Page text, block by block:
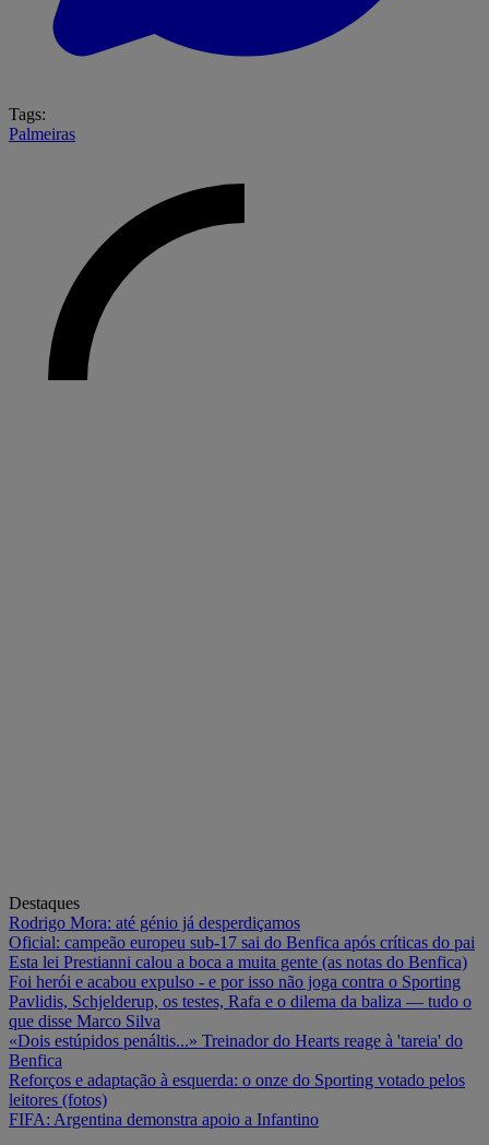
Tags:
Palmeiras
Destaques
Rodrigo Mora: até génio já desperdiçamos
Oficial: campeão europeu sub-17 sai do Benfica após críticas do pai
Esta lei Prestianni calou a boca a muita gente (as notas do Benfica)
Foi herói e acabou expulso - e por isso não joga contra o Sporting
Pavlidis, Schjelderup, os testes, Rafa e o dilema da baliza — tudo o
que disse Marco Silva
«Dois estúpidos penáltis...» Treinador do Hearts reage à 'tareia' do
Benfica
Reforços e adaptação à esquerda: o onze do Sporting votado pelos
leitores (fotos)
FIFA: Argentina demonstra apoio a Infantino